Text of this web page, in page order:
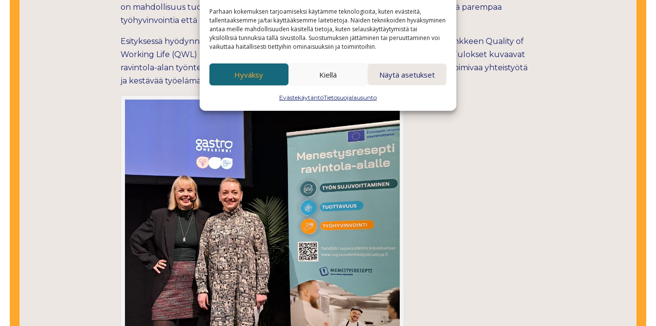
Parhaan kokemuksen tarjoamiseksi käytämme teknologioita, kuten evästeitä,
tallentaaksemme ja/tai käyttääksemme laitetietoja. Näiden tekniikoiden hyväksyminen
antaa meille mahdollisuuden käsitellä tietoja, kuten selauskäyttäytymistä tai
yksilöllisiä tunnuksia tällä sivustolla. Suostumuksen jättäminen tai peruuttaminen voi
vaikuttaa haitallisesti tiettyihin ominaisuuksiin ja toimintoihin.
Hyväksy Kiellä Näytä asetukset
EvästekäytäntöTietosuojalausunto
on mahdollisuus tuoda esiin ajatuksiaan, kysyä ja oppia myös virheistä, syntyy usein sekä parempaa
työhyvinvointia että parempia liiketoiminnan tuloksia.
Esityksessä hyödynnettiin tuoretta tutkimustietoa, muun muassa Menestysresepti-hankkeen Quality of
Working Life (QWL) -kyselyn sekä Ravintolabarometri 2025 -tutkimuksen havaintoja. Tulokset kuvaavat
ravintola-alan työntekijöiden ja esihenkilöiden arkea sekä niitä tekijöitä, jotka tukevat toimivaa yhteistyötä
ja kestävää työelämää alalla.